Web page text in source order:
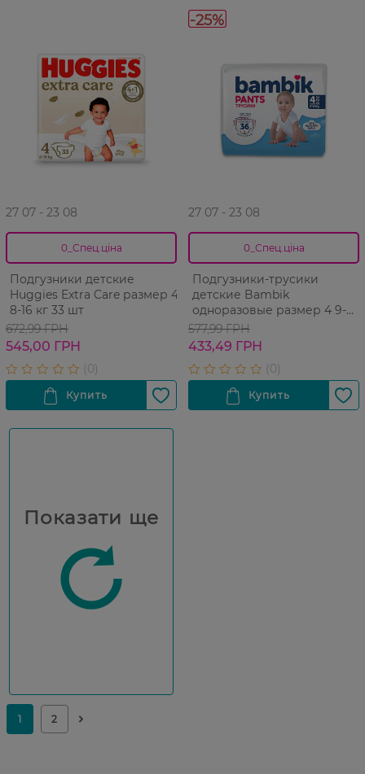
27 07 - 23 08
0_Спец.ціна
Подгузники детские
Huggies Extra Care размер 4
8-16 кг 33 шт
672,99 ГРН
545,00 ГРН
-25%
27 07 - 23 08
0_Спец.ціна
Подгузники-трусики
детские Bambik
одноразовые размер 4 9-
15кг, 36шт
577,99 ГРН
433,49 ГРН
Показати ще